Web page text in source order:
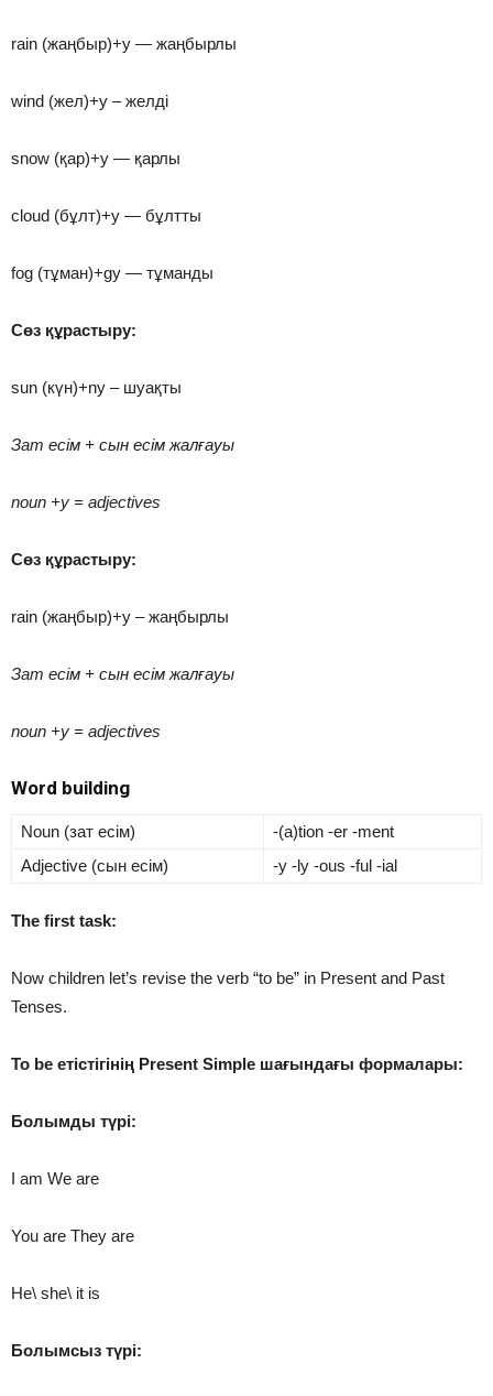
rain (жаңбыр)+y — жаңбырлы
wind (жел)+y – желді
snow (қар)+y — қарлы
cloud (бұлт)+y — бұлтты
fog (тұман)+gy — тұманды
Сөз құрастыру:
sun (күн)+ny – шуақты
Зат есім + сын есім жалғауы
noun +y = adjectives
Сөз құрастыру:
rain (жаңбыр)+y – жаңбырлы
Зат есім + сын есім жалғауы
noun +y = adjectives
Word building
Noun (зат есім)
-(a)tion -er -ment
Adjective (сын есім)
-y -ly -ous -ful -ial
The first task:
Now children let’s revise the verb “to be” in Present and Past
Tenses.
To be етістігінің Present Simple шағындағы формалары:
Болымды түрі:
I am We are
You are They are
He\ she\ it is
Болымсыз түрі: